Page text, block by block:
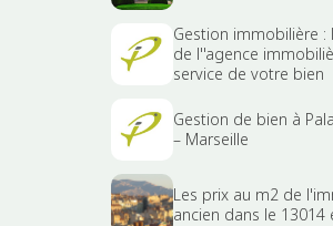
Gestion immobilière :
de l''agence
service de votre bien
Gestion de bien à
– Marseille
Les prix au m2 de
ancien dans le 13014